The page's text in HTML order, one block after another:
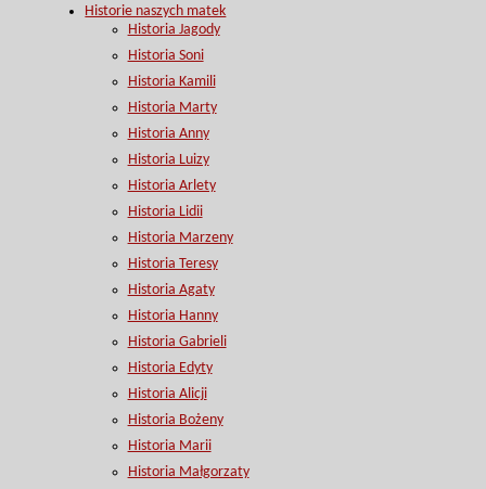
Historie naszych matek
Historia Jagody
Historia Soni
Historia Kamili
Historia Marty
Historia Anny
Historia Luizy
Historia Arlety
Historia Lidii
Historia Marzeny
Historia Teresy
Historia Agaty
Historia Hanny
Historia Gabrieli
Historia Edyty
Historia Alicji
Historia Bożeny
Historia Marii
Historia Małgorzaty